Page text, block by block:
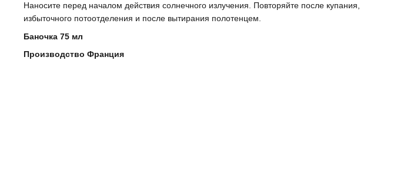
Наносите перед началом действия солнечного излучения. Повторяйте после купания,
избыточного потоотделения и после вытирания полотенцем.
Баночка 75 мл
Производство Франция